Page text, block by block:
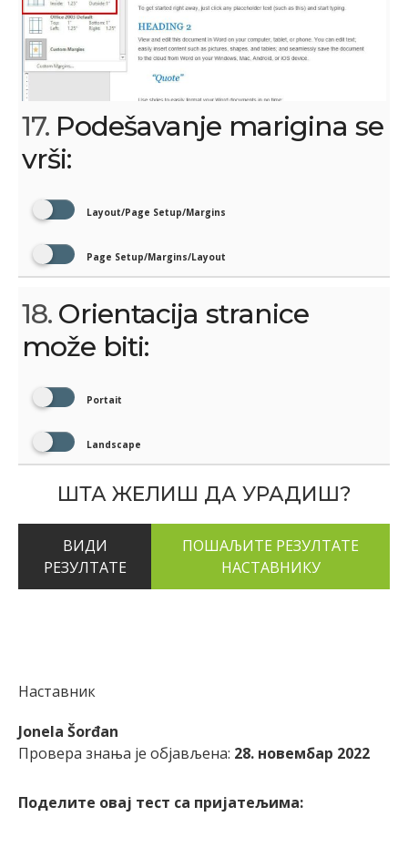
17. Podešavanje marigina se
vrši:
Layout/Page Setup/Margins
Page Setup/Margins/Layout
18. Orientacija stranice
može biti:
Portait
Landscape
ШТА ЖЕЛИШ ДА УРАДИШ?
ВИДИ
РЕЗУЛТАТЕ
Наставник
Jonela Šorđan
Провера знања је објављена: 28. новембар 2022
Поделите овај тест са пријатељима: